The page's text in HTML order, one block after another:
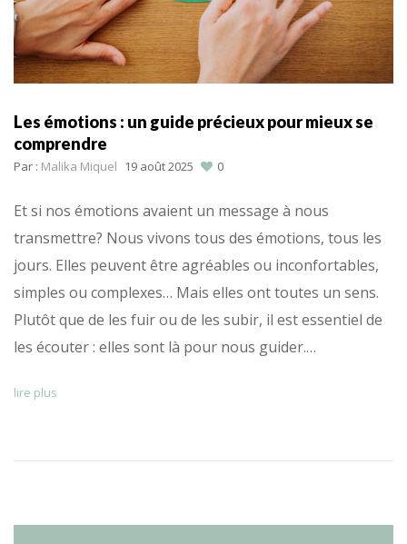
Les émotions : un guide précieux pour mieux se
comprendre
Par : Malika Miquel 19 août 2025 0
Et si nos émotions avaient un message à nous
transmettre? Nous vivons tous des émotions, tous les
jours. Elles peuvent être agréables ou inconfortables,
simples ou complexes… Mais elles ont toutes un sens.
Plutôt que de les fuir ou de les subir, il est essentiel de
les écouter : elles sont là pour nous guider.…
lire plus